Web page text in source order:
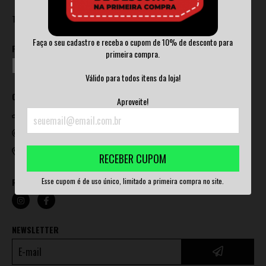
Faça o seu cadastro e receba o cupom de 10% de desconto para
primeira compra.
Válido para todos itens da loja!
Aproveite!
RECEBER CUPOM
Esse cupom é de uso único, limitado a primeira compra no site.
Trocas e Devoluções
FORMAS DE ENVIO
CONTATO
+55 11 980576501
anomaliadistro@gmail.com
Rua Ibaté 48 - Parque Jaçatuba - 09290-430
REDES SOCIAIS
NEWSLETTER